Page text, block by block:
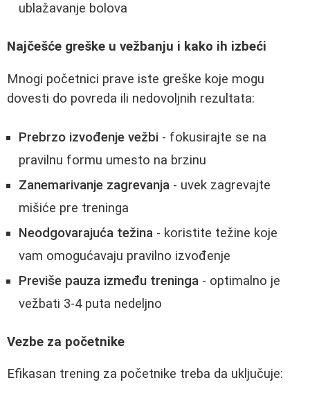
ublažavanje bolova
Najčešće greške u vežbanju i kako ih izbeći
Mnogi početnici prave iste greške koje mogu
dovesti do povreda ili nedovoljnih rezultata:
Prebrzo izvođenje vežbi - fokusirajte se na
pravilnu formu umesto na brzinu
Zanemarivanje zagrevanja - uvek zagrevajte
mišiće pre treninga
Neodgovarajuća težina - koristite težine koje
vam omogućavaju pravilno izvođenje
Previše pauza između treninga - optimalno je
vežbati 3-4 puta nedeljno
Vezbe za početnike
Efikasan trening za početnike treba da uključuje: